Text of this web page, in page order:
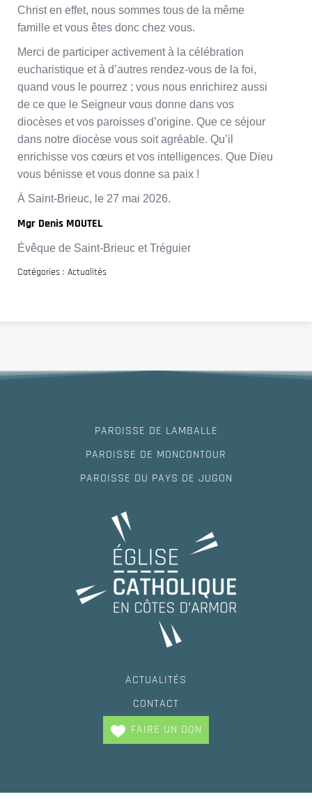
Christ en effet, nous sommes tous de la même
famille et vous êtes donc chez vous.
Merci de participer activement à la célébration
eucharistique et à d’autres rendez-vous de la foi,
quand vous le pourrez ; vous nous enrichirez aussi
de ce que le Seigneur vous donne dans vos
diocèses et vos paroisses d’origine. Que ce séjour
dans notre diocèse vous soit agréable. Qu’il
enrichisse vos cœurs et vos intelligences. Que Dieu
vous bénisse et vous donne sa paix !
À Saint-Brieuc, le 27 mai 2026.
Mgr Denis MOUTEL
Évêque de Saint-Brieuc et Tréguier
Catégories : Actualités
PAROISSE DE LAMBALLE
PAROISSE DE MONCONTOUR
PAROISSE DU PAYS DE JUGON
ACTUALITÉS
CONTACT
FAIRE UN DON